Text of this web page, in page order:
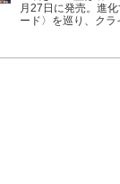
月27日に発売。進
ード〉を巡り、クラ
走する力と仲間た